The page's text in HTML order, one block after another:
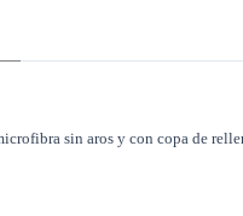
sin aros y con copa de